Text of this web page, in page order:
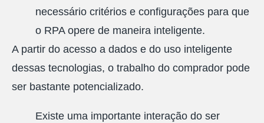
necessário critérios e configurações para que
o RPA opere de maneira inteligente.
A partir do acesso a dados e do uso inteligente
dessas tecnologias, o trabalho do comprador pode
ser bastante potencializado.
Existe uma importante interação do ser